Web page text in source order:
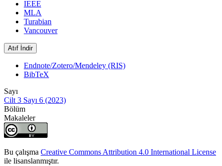
IEEE
MLA
Turabian
Vancouver
Atıf İndir
Endnote/Zotero/Mendeley (RIS)
BibTeX
Sayı
Cilt 3 Sayı 6 (2023)
Bölüm
Makaleler
Bu çalışma Creative Commons Attribution 4.0 International License
ile lisanslanmıştır.